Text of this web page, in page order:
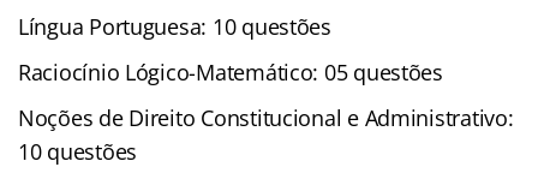
Língua Portuguesa: 10 questões
Raciocínio Lógico-Matemático: 05 questões
Noções de Direito Constitucional e Administrativo:
10 questões